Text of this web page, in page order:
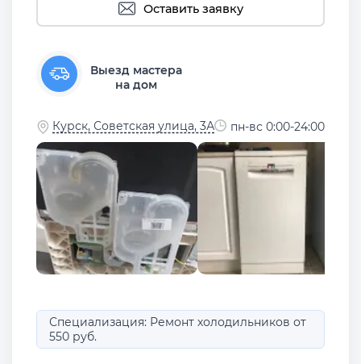
Оставить заявку
Выезд мастера
на дом
Курск, Советская улица, 3А пн-вс 0:00-24:00
Специализация: Ремонт холодильников от
550 руб.